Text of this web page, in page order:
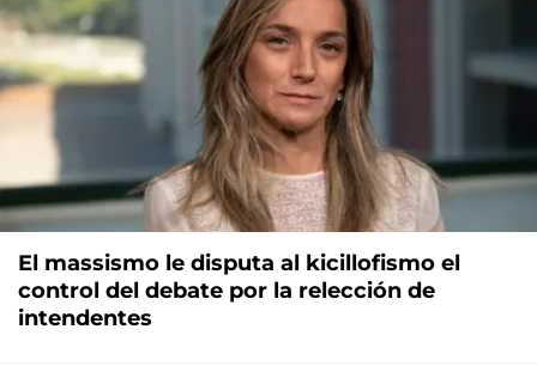
El massismo le disputa al kicillofismo el
control del debate por la relección de
intendentes